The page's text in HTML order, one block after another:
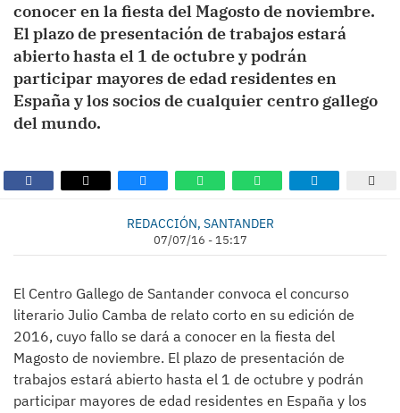
conocer en la fiesta del Magosto de noviembre.
El plazo de presentación de trabajos estará
abierto hasta el 1 de octubre y podrán
participar mayores de edad residentes en
España y los socios de cualquier centro gallego
del mundo.
REDACCIÓN, SANTANDER
07/07/16 - 15:17
El Centro Gallego de Santander convoca el concurso
literario Julio Camba de relato corto en su edición de
2016, cuyo fallo se dará a conocer en la fiesta del
Magosto de noviembre. El plazo de presentación de
trabajos estará abierto hasta el 1 de octubre y podrán
participar mayores de edad residentes en España y los